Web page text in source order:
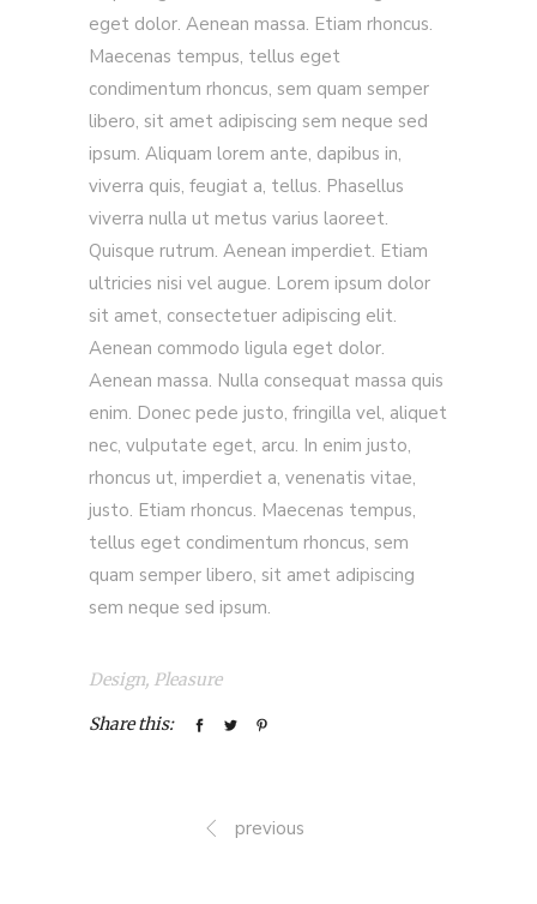
eget dolor. Aenean massa. Etiam rhoncus.
Maecenas tempus, tellus eget
condimentum rhoncus, sem quam semper
libero, sit amet adipiscing sem neque sed
ipsum. Aliquam lorem ante, dapibus in,
viverra quis, feugiat a, tellus. Phasellus
viverra nulla ut metus varius laoreet.
Quisque rutrum. Aenean imperdiet. Etiam
ultricies nisi vel augue. Lorem ipsum dolor
sit amet, consectetuer adipiscing elit.
Aenean commodo ligula eget dolor.
Aenean massa. Nulla consequat massa quis
enim. Donec pede justo, fringilla vel, aliquet
nec, vulputate eget, arcu. In enim justo,
rhoncus ut, imperdiet a, venenatis vitae,
justo. Etiam rhoncus. Maecenas tempus,
tellus eget condimentum rhoncus, sem
quam semper libero, sit amet adipiscing
sem neque sed ipsum.
Design, Pleasure
Share this:
previous